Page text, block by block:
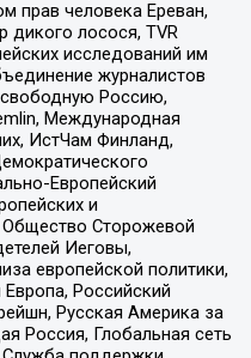
прав человека Ереван,
лосося, TVR
исследований им
журналистов
Россию,
Международная
ИстЧам Финланд,
Европейский
и
Сторожевой
Иеговы,
европейской политики,
Российский
Русская Америка за
Россия, Глобальная сеть